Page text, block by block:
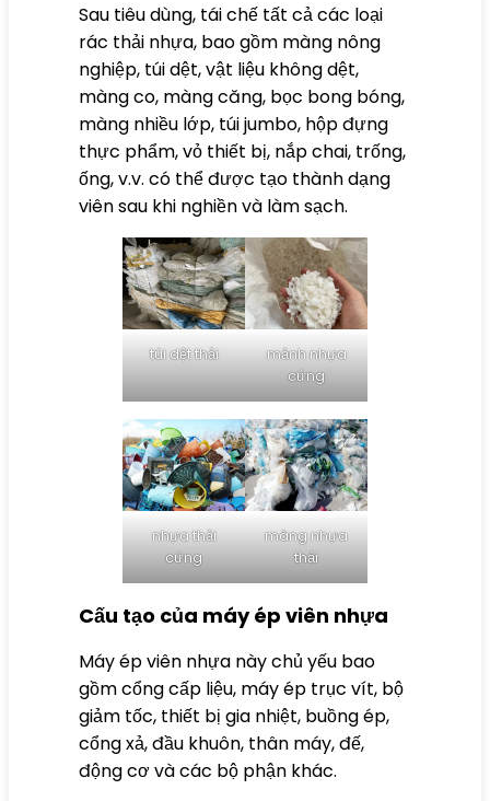
Sau tiêu dùng, tái chế tất cả các loại
rác thải nhựa, bao gồm màng nông
nghiệp, túi dệt, vật liệu không dệt,
màng co, màng căng, bọc bong bóng,
màng nhiều lớp, túi jumbo, hộp đựng
thực phẩm, vỏ thiết bị, nắp chai, trống,
ống, v.v. có thể được tạo thành dạng
viên sau khi nghiền và làm sạch.
túi dệt thải
mảnh nhựa
cứng
nhựa thải
cứng
màng nhựa
thải
Cấu tạo của máy ép viên nhựa
Máy ép viên nhựa này chủ yếu bao
gồm cổng cấp liệu, máy ép trục vít, bộ
giảm tốc, thiết bị gia nhiệt, buồng ép,
cổng xả, đầu khuôn, thân máy, đế,
động cơ và các bộ phận khác.